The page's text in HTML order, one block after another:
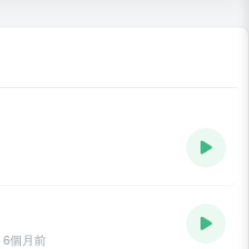
6個月前